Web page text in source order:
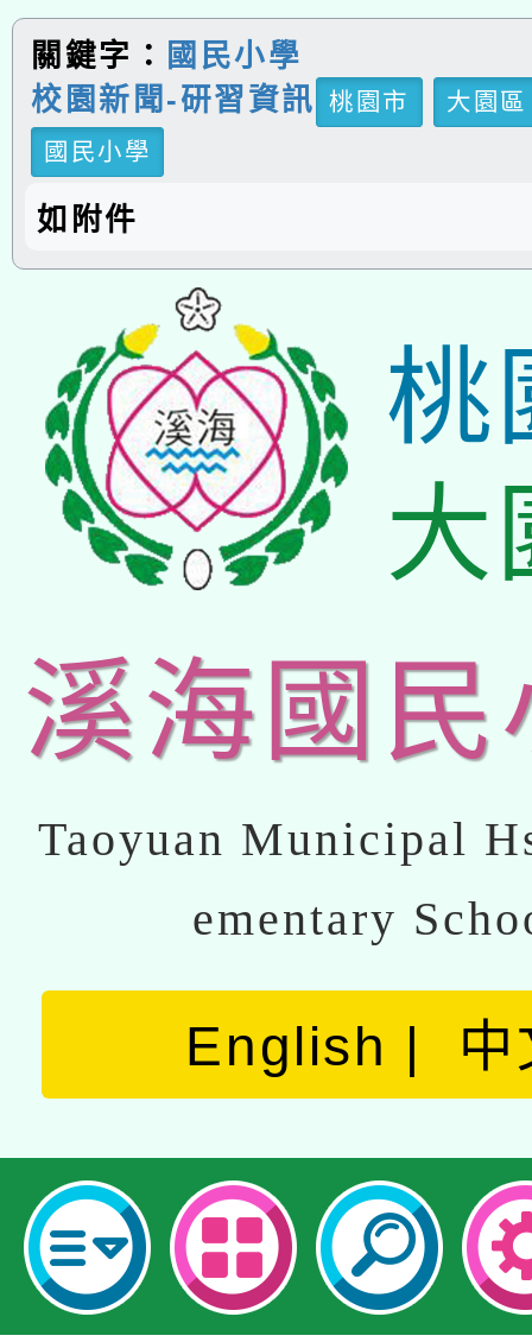
關鍵字：
國民小學
校園新聞-研習資訊
桃園市
大園區
國民小學
如附件
桃
大
溪海國民
Taoyuan Municipal
ementary
English 中